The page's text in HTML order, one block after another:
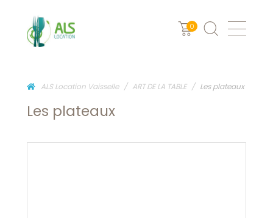
0
ALS Location Vaisselle ART DE LA TABLE Les plateaux
Les plateaux